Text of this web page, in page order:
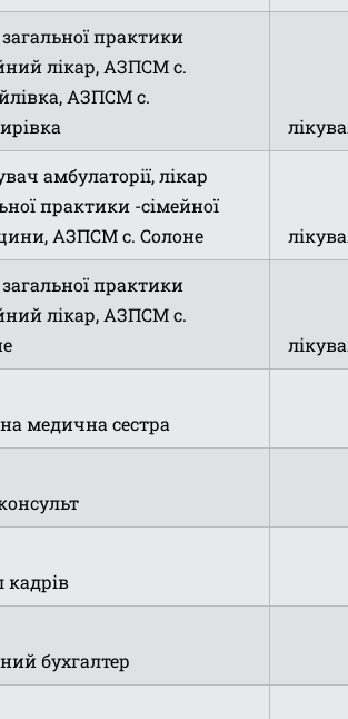
практики
лікар, АЗПСМ с.
АЗПСМ с.
амбулаторії, лікар
практики -сімейної
АЗПСМ с. Солоне
практики
лікар, АЗПСМ с.
медична сестра
кадрів
бухгалтер